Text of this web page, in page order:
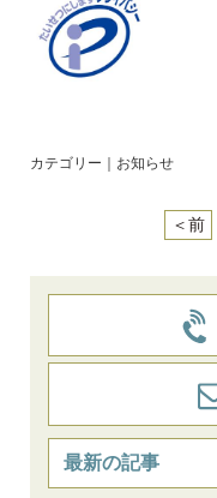
カテゴリー｜ お知らせ
＜前
最新の記事